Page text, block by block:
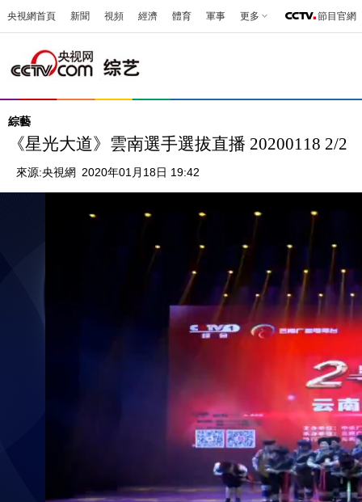
央視網首頁 新聞 視頻 經濟 體育 軍事 更多 節目官網
綜藝
《星光大道》雲南選手選拔直播 20200118 2/2
來源:央視網 2020年01月18日 19:42